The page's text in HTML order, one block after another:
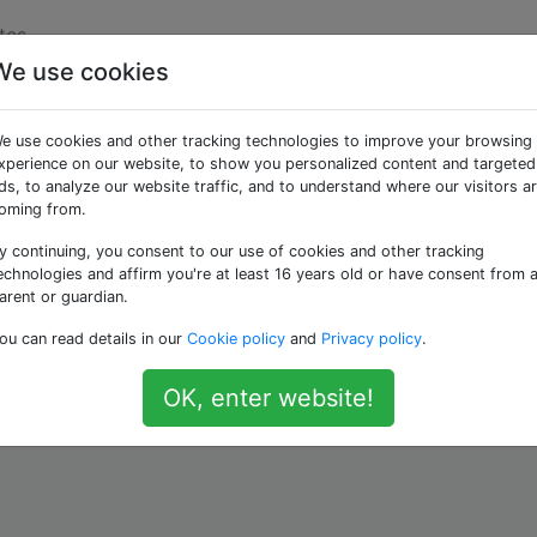
toute sécurité un
de vérifier si le répertoire dans lequel un fichier va être
en utilisant Python? Voici ce que j'ai essayé:
use cookies
use cookies and other tracking technologies to improve your browsing
on our website, to show you personalized content and targeted
to analyze our website traffic, and to understand where our visitors
from.
continuing, you consent to our use of cookies and other tracking
and affirm you're at least 16 years old or have consent from a
or guardian.
can read details in our Cookie policy and Privacy policy.
OK, enter website!